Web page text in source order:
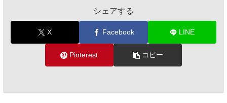
シェアする
X Facebook LINE
Pinterest コピー